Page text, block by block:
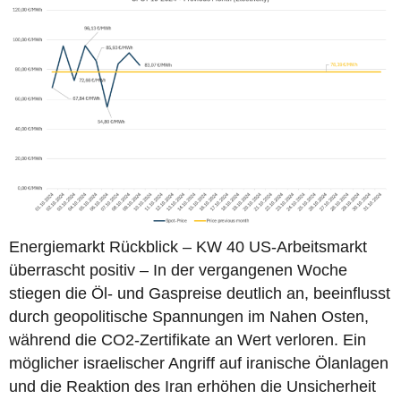
Energiemarkt Rückblick – KW 40 US-Arbeitsmarkt
überrascht positiv – In der vergangenen Woche
stiegen die Öl- und Gaspreise deutlich an, beeinflusst
durch geopolitische Spannungen im Nahen Osten,
während die CO2-Zertifikate an Wert verloren. Ein
möglicher israelischer Angriff auf iranische Ölanlagen
und die Reaktion des Iran erhöhen die Unsicherheit